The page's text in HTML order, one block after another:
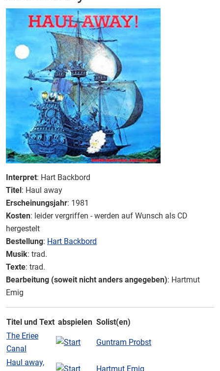
Interpret: Hart Backbord
Titel: Haul away
Erscheinungsjahr: 1981
Kosten: leider vergriffen - werden auf Wunsch als CD
hergestelt
Bestellung: Hart Backbord
Musik: trad.
Texte: trad.
Bearbeitung (soweit nicht anders angegeben): Hartmut
Emig
Titel und Text abspielen Solist(en)
The Eriee
Canal
Guntram Probst
Haul away,
Hartmut Emig